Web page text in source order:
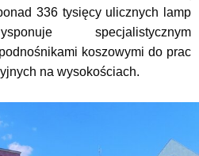
336 tysięcy ulicznych lamp
specjalistycznym
koszowymi do prac
na wysokościach.